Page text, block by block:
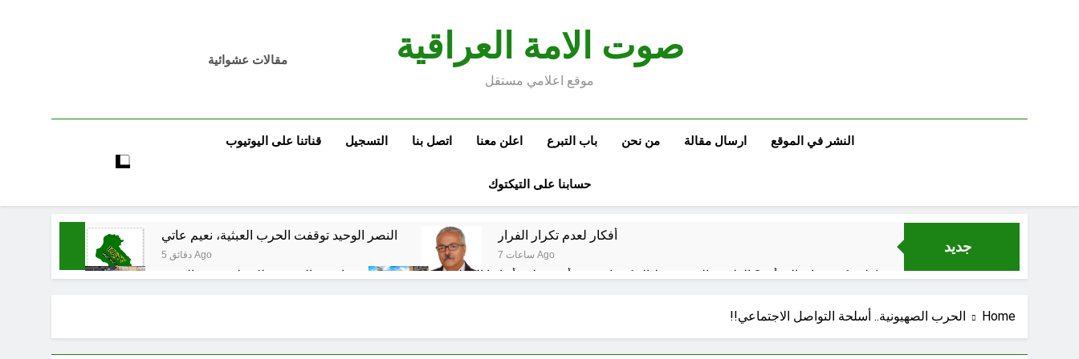
صوت الامة العراقية
موقع اعلامي مستقل
مقالات عشوائية
النشر في الموقع ارسال مقالة من نحن باب التبرع اعلن معنا اتصل بنا التسجيل قناتنا على اليوتيوب
حسابنا على التيكتوك
جديد
النصر الوحيد توقفت الحرب العبثية، نعيم عاتي
5 دقائق Ago
أفكار لعدم تكرار الفرار
7 ساعات Ago
انتهت الحرب… لكن لم ينتهي الموت إقليم كردستان إلى أين؟ الطريق إلى سقوط الحكومات… يبدأ من خلف أبوابها المغلقة
احياء ليلة الجمعة (نعمة بالكسر والفتح، نعمة ونعمت، نعمة ونعيم) الجرح النرجسي وتضخم الذات التعويضي
Home الحرب الصهيونية.. أسلحة التواصل الاجتماعي!!